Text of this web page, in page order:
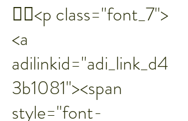
￿￾<p class="font_7">
<a
adilinkid="adi_link_d4
3b1081"><span
style="font-